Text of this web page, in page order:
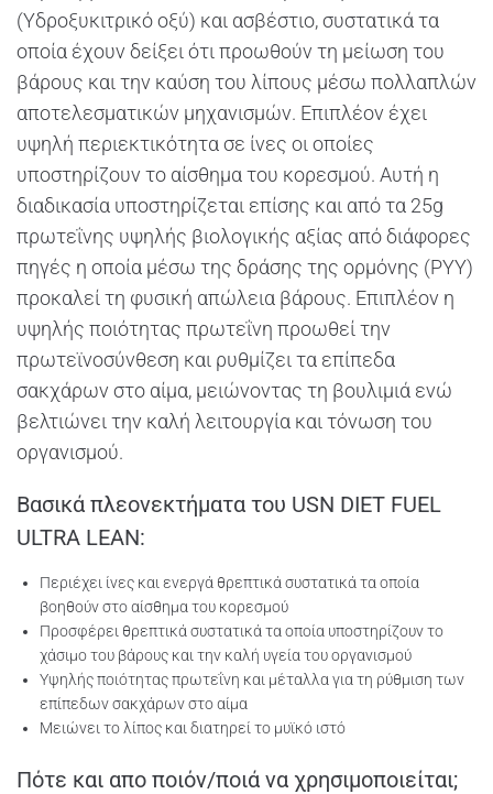
(Υδροξυκιτρικό οξύ) και ασβέστιο, συστατικά τα
οποία έχουν δείξει ότι προωθούν τη μείωση του
βάρους και την καύση του λίπους μέσω πολλαπλών
αποτελεσματικών μηχανισμών. Επιπλέον έχει
υψηλή περιεκτικότητα σε ίνες οι οποίες
υποστηρίζουν το αίσθημα του κορεσμού. Αυτή η
διαδικασία υποστηρίζεται επίσης και από τα 25g
πρωτεΐνης υψηλής βιολογικής αξίας από διάφορες
πηγές η οποία μέσω της δράσης της ορμόνης (PYY)
προκαλεί τη φυσική απώλεια βάρους. Επιπλέον η
υψηλής ποιότητας πρωτεΐνη προωθεί την
πρωτεϊνοσύνθεση και ρυθμίζει τα επίπεδα
σακχάρων στο αίμα, μειώνοντας τη βουλιμιά ενώ
βελτιώνει την καλή λειτουργία και τόνωση του
οργανισμού.
Βασικά πλεονεκτήματα του USN DIET FUEL
ULTRA LEAN:
Περιέχει ίνες και ενεργά θρεπτικά συστατικά τα οποία
βοηθούν στο αίσθημα του κορεσμού
Προσφέρει θρεπτικά συστατικά τα οποία υποστηρίζουν το
χάσιμο του βάρους και την καλή υγεία του οργανισμού
Υψηλής ποιότητας πρωτεΐνη και μέταλλα για τη ρύθμιση των
επίπεδων σακχάρων στο αίμα
Μειώνει το λίπος και διατηρεί το μυϊκό ιστό
Πότε και απο ποιόν/ποιά να χρησιμοποιείται;